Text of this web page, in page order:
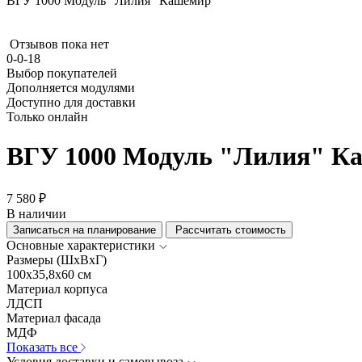
Отзывов пока нет
0-0-18
Выбор покупателей
Дополняется модулями
Доступно для доставки
Только онлайн
ВГУ 1000 Модуль "Лилия"
7 580 ₽
В наличии
Записаться на планирование Рассчитать стоимость
Основные характеристики
Размеры (ШхВхГ)
100x35,8x60 см
Материал корпуса
ЛДСП
Материал фасада
МДФ
Показать все